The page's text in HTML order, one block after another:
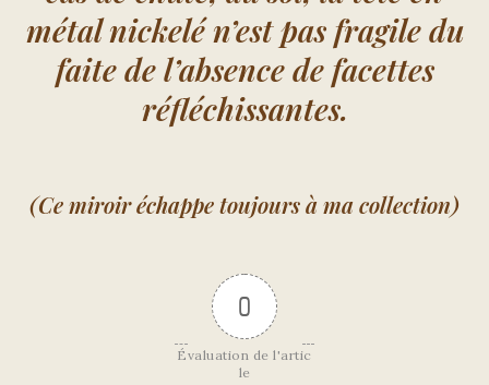
métal nickelé n’est pas fragile du
faite de l’absence de facettes
réfléchissantes.
(Ce miroir échappe toujours à ma collection)
0
Évaluation de l'artic
le